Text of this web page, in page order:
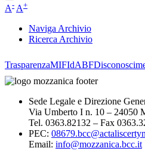
A- A+
Naviga Archivio
Ricerca Archivio
TrasparenzaMIFIdABF
Sede Legale e Direzione
Via Umberto I n. 10 –
Tel. 0363.82132 – Fax
PEC:
Email: info@mozzanica.bcc.it